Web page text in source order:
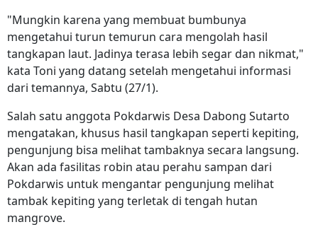
"Mungkin karena yang membuat bumbunya
mengetahui turun temurun cara mengolah hasil
tangkapan laut. Jadinya terasa lebih segar dan nikmat,"
kata Toni yang datang setelah mengetahui informasi
dari temannya, Sabtu (27/1).
Salah satu anggota Pokdarwis Desa Dabong Sutarto
mengatakan, khusus hasil tangkapan seperti kepiting,
pengunjung bisa melihat tambaknya secara langsung.
Akan ada fasilitas robin atau perahu sampan dari
Pokdarwis untuk mengantar pengunjung melihat
tambak kepiting yang terletak di tengah hutan
mangrove.